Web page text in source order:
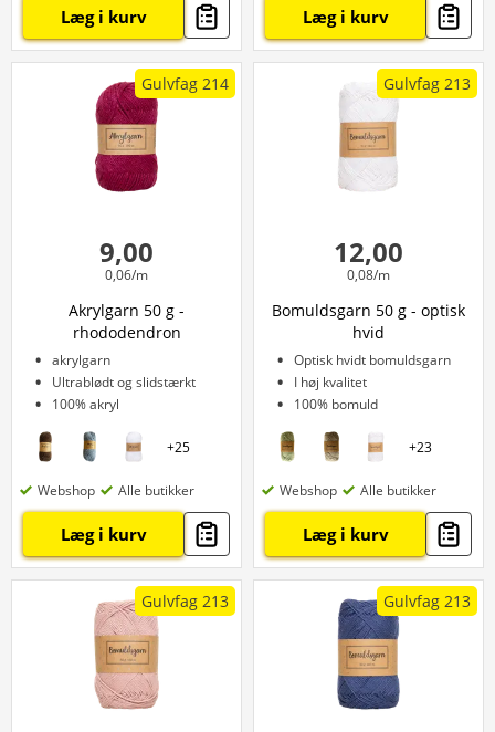
Læg i kurv Læg i kurv
Gulvfag 214
9,00
0,06/m
Akrylgarn 50 g -
rhododendron
akrylgarn
Ultrablødt og slidstærkt
100% akryl
+25
Webshop Alle butikker
Læg i kurv
Gulvfag 213
12,00
0,08/m
Bomuldsgarn 50 g - optisk
hvid
Optisk hvidt bomuldsgarn
I høj kvalitet
100% bomuld
+23
Webshop Alle butikker
Læg i kurv
Gulvfag 213 Gulvfag 213